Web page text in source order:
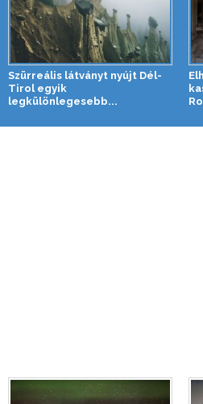
Szürreális látványt nyújt Dél-
Tirol egyik
legkülönlegesebb...